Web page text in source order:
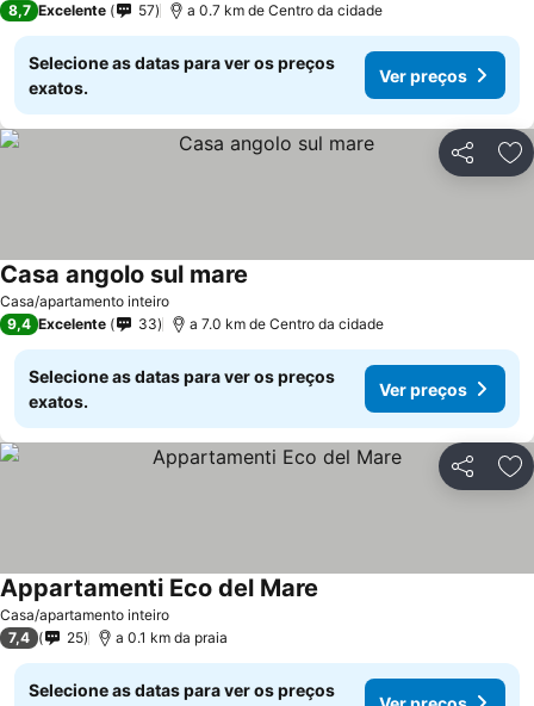
8,7 Excelente 57 a 0.7 km de Centro da cidade
Selecione as datas para ver os preços
exatos.
Ver preços
Partilhar
Casa/apartamento inteiro
Casa angolo sul mare
9,4 Excelente 33 a 7.0 km de Centro da cidade
Selecione as datas para ver os preços
exatos.
Ver preços
Partilhar
Casa/apartamento inteiro
Appartamenti Eco del Mare
7,4 25 a 0.1 km da praia
Selecione as datas para ver os preços